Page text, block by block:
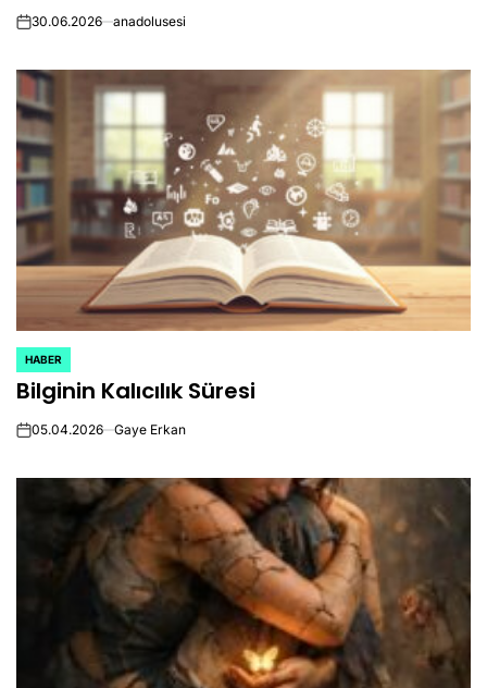
on30.06.2026 anadolusesi
POSTED
IN
HABER
Bilginin Kalıcılık Süresi
on05.04.2026 Gaye Erkan